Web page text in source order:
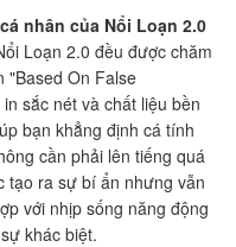
nhân của Nổi Loạn 2.0
Loạn 2.0 đều được chăm
"Based On False
sắc nét và chất liệu bền
bạn khẳng định cá tính
cần phải lên tiếng quá
tạo ra sự bí ẩn nhưng vẫn
với nhịp sống năng động
khác biệt.